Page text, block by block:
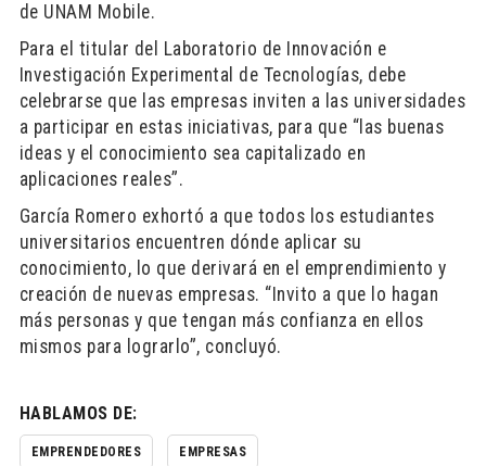
de UNAM Mobile.
Para el titular del Laboratorio de Innovación e
Investigación Experimental de Tecnologías, debe
celebrarse que las empresas inviten a las universidades
a participar en estas iniciativas, para que “las buenas
ideas y el conocimiento sea capitalizado en
aplicaciones reales”.
García Romero exhortó a que todos los estudiantes
universitarios encuentren dónde aplicar su
conocimiento, lo que derivará en el emprendimiento y
creación de nuevas empresas. “Invito a que lo hagan
más personas y que tengan más confianza en ellos
mismos para lograrlo”, concluyó.
HABLAMOS DE:
EMPRENDEDORES EMPRESAS